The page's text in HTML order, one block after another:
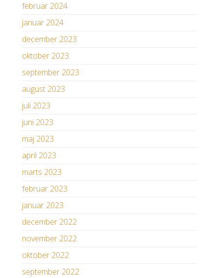
februar 2024
januar 2024
december 2023
oktober 2023
september 2023
august 2023
juli 2023
juni 2023
maj 2023
april 2023
marts 2023
februar 2023
januar 2023
december 2022
november 2022
oktober 2022
september 2022